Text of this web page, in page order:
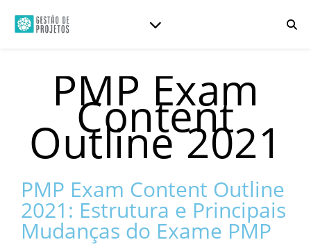
PMP Exam
Content
Outline 2021
PMP Exam Content Outline
2021: Estrutura e Principais
Mudanças do Exame PMP